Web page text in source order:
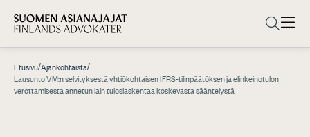
Etusivu/Ajankohtaista/
Lausunto VM:n selvityksestä yhtiökohtaisen IFRS-tilinpäätöksen ja elinkeinotulon
verottamisesta annetun lain tuloslaskentaa koskevasta sääntelystä